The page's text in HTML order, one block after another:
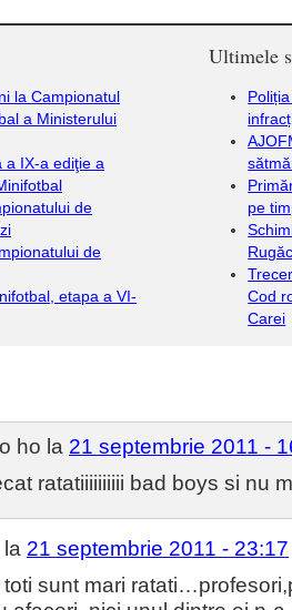
la Campionatul
a Ministerului
a IX-a ediţie a
de
de
etapa a VI-
Ultimele
pe
Cod
Carei
ho la 21 septembrie 2011 -
ratatiiiiiiiiii bad boys si nu
21 septembrie 2011 - 23:17
sunt mari